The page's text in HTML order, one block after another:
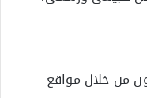
من خلال مواقع